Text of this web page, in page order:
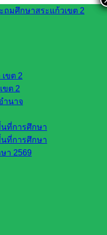
ขต 2
ขต 2
ำนาจ
นที่การศึกษา
นที่การศึกษา
า 2569
ารศึกษา 2564
ประจำปีการ
2022
เมินโรงเรียนเพื่อรับรางวัล
ประเภทโรงเรียนขนาด
ธิ์ ถิตย์สมบูรณ์ พร้อมคณะ
ำนวน 12 ท่าน
บพระคุณคำแนะนำในการ